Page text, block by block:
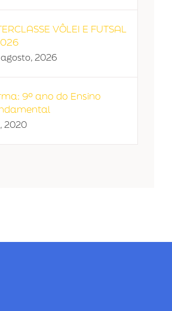
VÔLEI E FUTSAL
2026
9º ano do Ensino
2020